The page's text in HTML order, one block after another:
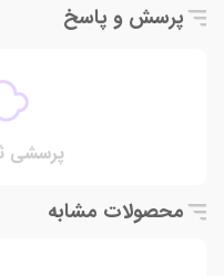
پرسش و پاسخ
پرسشی
محصولات مشابه